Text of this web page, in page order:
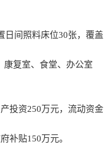
日间照料床位30张，覆盖
康复室、食堂、办公室
投资250万元，流动资金
补贴150万元。